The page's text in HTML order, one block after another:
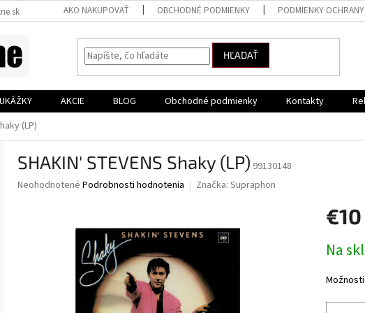
AKO NAKUPOVAŤ OBCHODNÉ PODMIENKY PODMIENKY OCHRANY
HĽADAŤ
AKCIE BLOG Obchodné podmienky Kontakty
(LP)
SHAKIN' STEVENS Shaky (LP) 99130148
Priemerné
Neohodnotené Podrobnosti hodnotenia Značka: Supraphon
€10
cena:
Na